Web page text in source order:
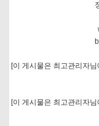
[이 게시물은 최고관리자
[이 게시물은 최고관리자